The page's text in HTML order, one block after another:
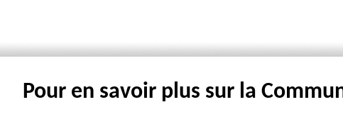
Pour en savoir plus sur la